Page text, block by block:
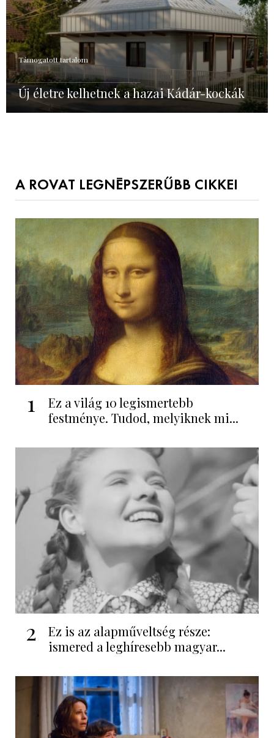
Támogatott tartalom
Új életre kelhetnek a hazai Kádár-kockák
A ROVAT LEGNÉPSZERŰBB CIKKEI
1
Ez a világ 10 legismertebb
festménye. Tudod, melyiknek mi...
2
Ez is az alapműveltség része:
ismered a leghíresebb magyar...